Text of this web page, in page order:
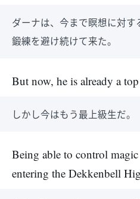
ダーナは、今まで瞑想に対
鍛練を避け続けて来た。
But now, he is already a
しかし今はもう最上級生だ。
Being able to control
entering the Dekkenbell